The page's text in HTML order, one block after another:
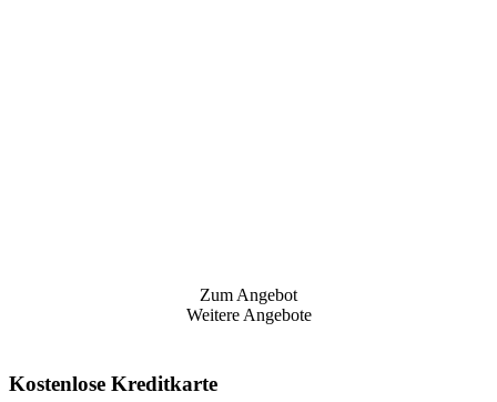
Zum Angebot
Weitere Angebote
Kostenlose Kreditkarte